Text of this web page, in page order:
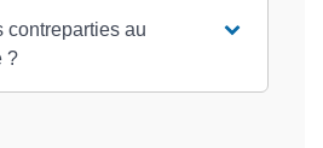
contreparties au
?